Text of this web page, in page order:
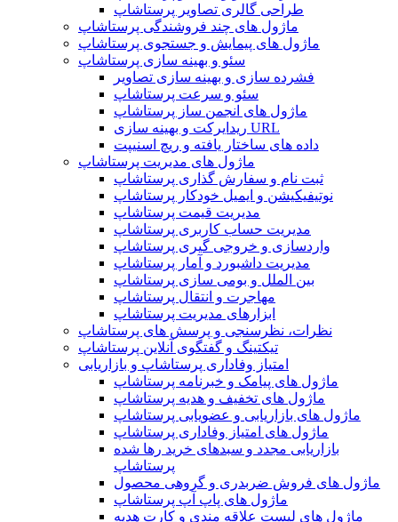
طراحی گالری تصاویر پرستاشاپ
ماژول های چند فروشندگی پرستاشاپ
ماژول های پیمایش و جستجوی پرستاشاپ
سئو و بهینه سازی پرستاشاپ
فشرده سازی و بهینه سازی تصاویر
سئو و سرعت پرستاشاپ
ماژول های انجمن ساز پرستاشاپ
ریدایرکت و بهینه سازی URL
داده های ساختار یافته و ریچ اسنیپت
ماژول های مدیریت پرستاشاپ
ثبت نام و سفارش گذاری پرستاشاپ
نوتیفیکیشن و ایمیل خودکار پرستاشاپ
مدیریت قیمت پرستاشاپ
مدیریت حساب کاربری پرستاشاپ
واردسازی و خروجی گیری پرستاشاپ
مدیریت داشبورد و آمار پرستاشاپ
بین الملل و بومی سازی پرستاشاپ
مهاجرت و انتقال پرستاشاپ
ابزارهای مدیریت پرستاشاپ
نظرات، نظرسنجی و پرسش های پرستاشاپ
تیکتینگ و گفتگوی آنلاین پرستاشاپ
امتیاز وفاداری پرستاشاپ و بازاریابی
ماژول های پیامک و خبرنامه پرستاشاپ
ماژول های تخفیف و هدیه پرستاشاپ
ماژول های بازاریابی و عضویابی پرستاشاپ
ماژول های امتیاز وفاداری پرستاشاپ
بازاریابی مجدد و سبدهای خرید رها شده
پرستاشاپ
ماژول های فروش ضربدری و گروهی محصول
ماژول های پاپ آپ پرستاشاپ
ماژول های لیست علاقه مندی و کارت هدیه